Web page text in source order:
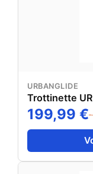
URBANGLIDE
Trottinette
199,99 €